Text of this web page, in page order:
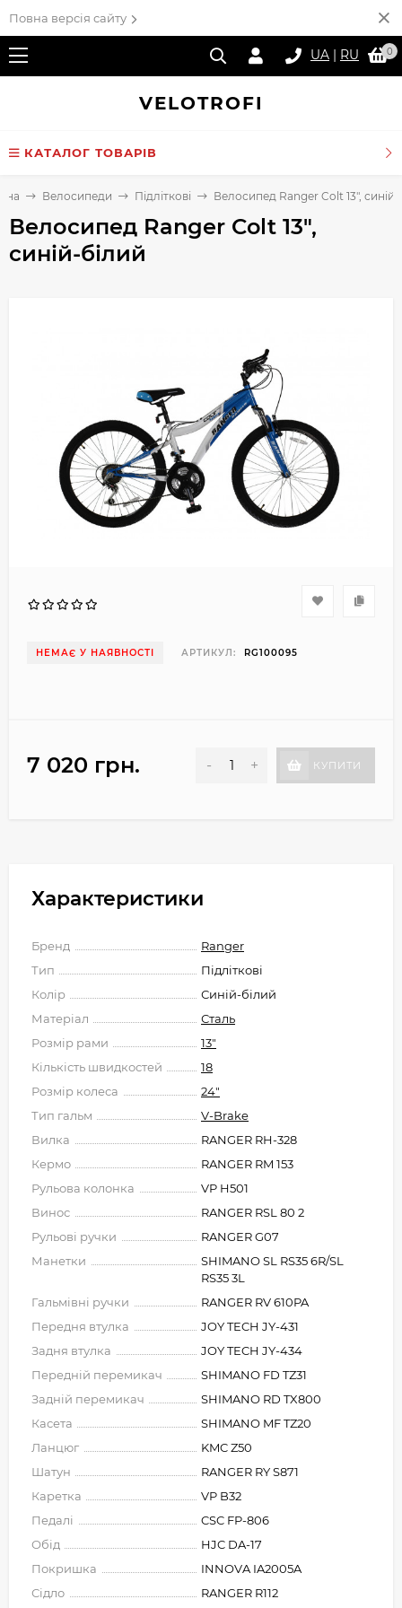
Повна версія сайту
UA | RU 0
VELOTROFI
КАТАЛОГ ТОВАРІВ
Велосипеди Підліткові Велосипед Ranger Colt 13", синій-
Велосипед Ranger Colt 13",
синій-білий
НЕМАЄ У НАЯВНОСТІ АРТИКУЛ: RG100095
7 020 грн. - + КУПИТИ
Характеристики
Бренд
Ranger
Тип
Підліткові
Колір
Синій-білий
Матеріал
Сталь
Розмір рами
13"
Кількість швидкостей
18
Розмір колеса
24"
Тип гальм
V-Brake
Вилка
RANGER RH-328
Кермо
RANGER RM 153
Рульова колонка
VP H501
Винос
RANGER RSL 80 2
Рульові ручки
RANGER G07
Манетки
SHIMANO SL RS35 6R/SL
RS35 3L
Гальмівні ручки
RANGER RV 610PA
Передня втулка
JOY TECH JY-431
Задня втулка
JOY TECH JY-434
Передній перемикач
SHIMANO FD TZ31
Задній перемикач
SHIMANO RD TX800
Касета
SHIMANO MF TZ20
Ланцюг
KMC Z50
Шатун
RANGER RY S871
Каретка
VP B32
Педалі
CSC FP-806
Обід
HJC DA-17
Покришка
INNOVA IA2005A
Сідло
RANGER R112